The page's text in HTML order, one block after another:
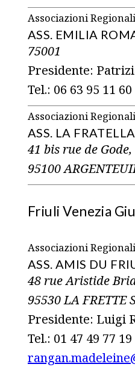
Associazioni
ASS. EMILIA
75001
Presidente:
Tel.: 06 63 95 11 60
Associazioni
ASS. LA
41 bis rue de Gode,
95100
Friuli Venezia
Associazioni
ASS. AMIS DU
48 rue Aristide
95530 LA FRETTE
Presidente: Luigi
Tel.: 01 47 49 77 19